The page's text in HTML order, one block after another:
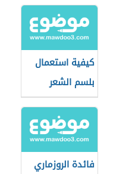
كيفية استعمال
بلسم الشعر
فائدة الروزماري